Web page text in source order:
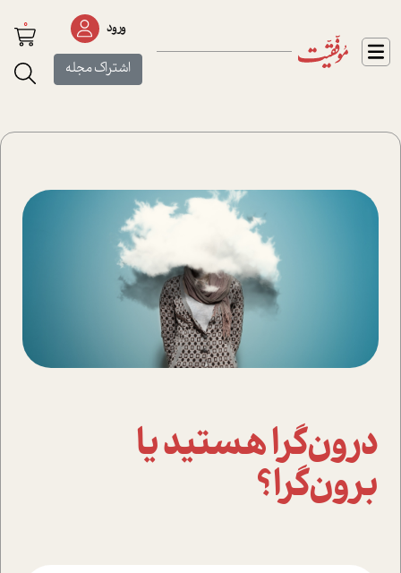
ورود
اشتراک مجله
0
درون‌گرا هستید یا
برون‌گرا؟